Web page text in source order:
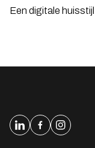
Een digitale